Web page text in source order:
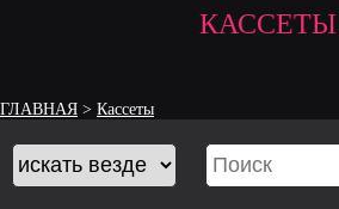
КАССЕТЫ
ГЛАВНАЯ > Кассеты